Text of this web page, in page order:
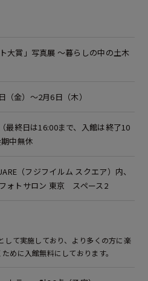
大賞」写真展 ～暮らしの中の土木
（金）～2月6日（木）
最終日は16:00まで、入館は終了10
中無休
（フジフイルム スクエア）内、
ォトサロン 東京 スペース2
して実施しており、より多くの方に楽
めに入館無料にしております。